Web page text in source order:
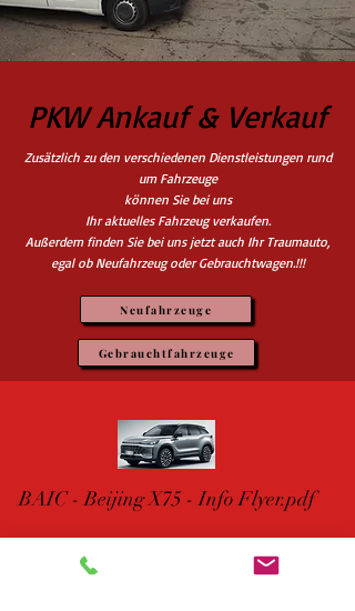
PKW Ankauf & Verkauf
Zusätzlich zu den verschiedenen Dienstleistungen rund
um Fahrzeuge
können Sie bei uns
Ihr aktuelles Fahrzeug verkaufen.
Außerdem finden Sie bei uns jetzt auch Ihr Traumauto,
egal ob Neufahrzeug oder Gebrauchtwagen.!!!
Neufahrzeuge
Gebrauchtfahrzeuge
BAIC - Beijing X75 - Info Flyer.pdf